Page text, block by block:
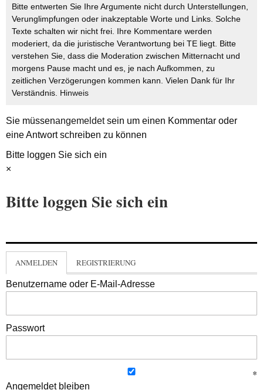
Bitte entwerten Sie Ihre Argumente nicht durch Unterstellungen,
Verunglimpfungen oder inakzeptable Worte und Links. Solche
Texte schalten wir nicht frei. Ihre Kommentare werden
moderiert, da die juristische Verantwortung bei TE liegt. Bitte
verstehen Sie, dass die Moderation zwischen Mitternacht und
morgens Pause macht und es, je nach Aufkommen, zu
zeitlichen Verzögerungen kommen kann. Vielen Dank für Ihr
Verständnis. Hinweis
Sie müssenangemeldetsein um einen Kommentar oder
eine Antwort schreiben zu können
Bitte loggen Sie sich ein
×
Bitte loggen Sie sich ein
ANMELDEN REGISTRIERUNG
Benutzername oder E-Mail-Adresse
Passwort
Angemeldet bleiben